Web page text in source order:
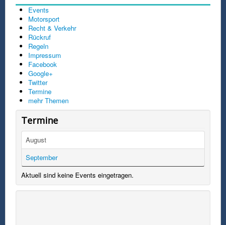
Events
Motorsport
Recht & Verkehr
Rückruf
Regeln
Impressum
Facebook
Google+
Twitter
Termine
mehr Themen
Termine
August
September
Aktuell sind keine Events eingetragen.